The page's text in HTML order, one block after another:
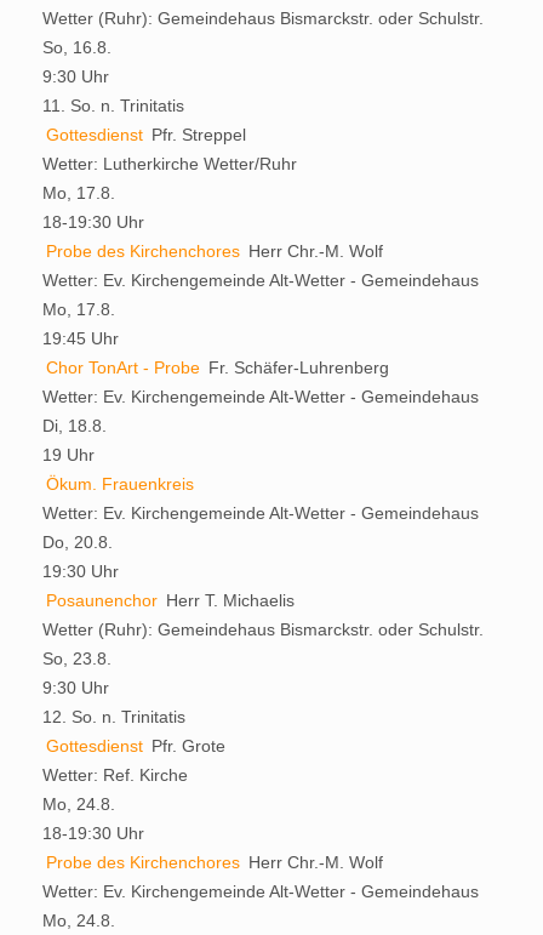
Wetter (Ruhr): Gemeindehaus Bismarckstr. oder Schulstr.
So, 16.8.
9:30 Uhr
11. So. n. Trinitatis
Gottesdienst Pfr. Streppel
Wetter: Lutherkirche Wetter/Ruhr
Mo, 17.8.
18-19:30 Uhr
Probe des Kirchenchores Herr Chr.-M. Wolf
Wetter: Ev. Kirchengemeinde Alt-Wetter - Gemeindehaus
Mo, 17.8.
19:45 Uhr
Chor TonArt - Probe Fr. Schäfer-Luhrenberg
Wetter: Ev. Kirchengemeinde Alt-Wetter - Gemeindehaus
Di, 18.8.
19 Uhr
Ökum. Frauenkreis
Wetter: Ev. Kirchengemeinde Alt-Wetter - Gemeindehaus
Do, 20.8.
19:30 Uhr
Posaunenchor Herr T. Michaelis
Wetter (Ruhr): Gemeindehaus Bismarckstr. oder Schulstr.
So, 23.8.
9:30 Uhr
12. So. n. Trinitatis
Gottesdienst Pfr. Grote
Wetter: Ref. Kirche
Mo, 24.8.
18-19:30 Uhr
Probe des Kirchenchores Herr Chr.-M. Wolf
Wetter: Ev. Kirchengemeinde Alt-Wetter - Gemeindehaus
Mo, 24.8.